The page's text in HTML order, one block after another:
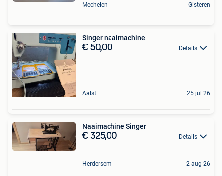
Mechelen Gisteren
Singer naaimachine
€ 50,00 Details
Aalst 25 jul 26
Naaimachine Singer
€ 325,00 Details
Herdersem 2 aug 26